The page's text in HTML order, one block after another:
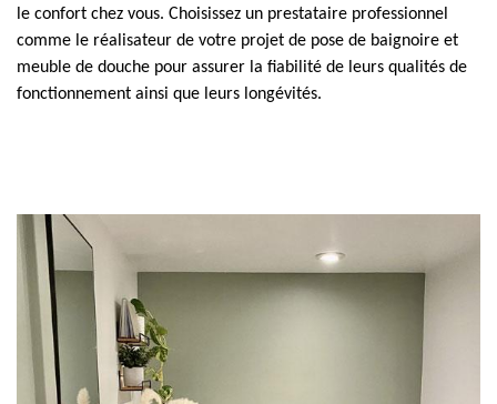
le confort chez vous. Choisissez un prestataire professionnel
comme le réalisateur de votre projet de pose de baignoire et
meuble de douche pour assurer la fiabilité de leurs qualités de
fonctionnement ainsi que leurs longévités.